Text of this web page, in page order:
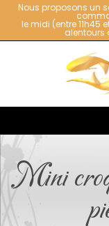
Nous proposons un
le midi (entre 11h45
alentours
Mini